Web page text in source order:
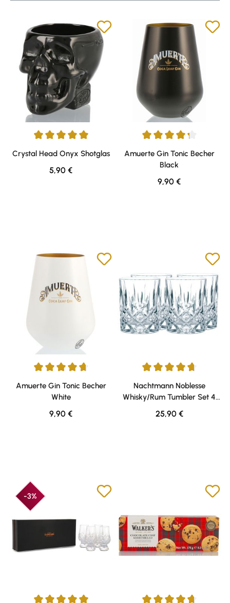
Durchschnittliche Bewertung von 5 von 5 Sternen
Crystal Head Onyx Shotglas
Regulärer Preis:
5,90 €
Durchschnittliche Bewertung
Amuerte Gin Tonic Becher
Black
Regulärer Preis:
9,90 €
Durchschnittliche Bewertung von 4.71 von 5 Sternen
Amuerte Gin Tonic Becher
White
Regulärer Preis:
9,90 €
Durchschnittliche Bewertung
Nachtmann Noblesse
Whisky/Rum Tumbler Set 4
Gläser
Regulärer Preis:
25,90 €
-3%